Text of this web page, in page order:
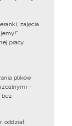
zajęcia
pracy.
plików
–
bez
oddział